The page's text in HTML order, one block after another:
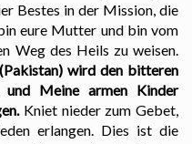
Bestes in der Mission, die
eure Mutter und bin vom
Weg des Heils zu weisen.
wird den bitteren
und Meine armen Kinder
Kniet nieder zum Gebet,
erlangen. Dies ist die